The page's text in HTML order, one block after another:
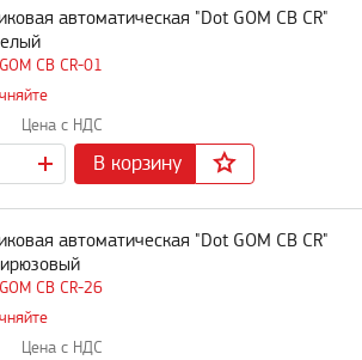
CB CR-01
автоматическая "Dot GOM CB CR"
В корзину
CB CR-26
автоматическая "Dot GOM CB CR"